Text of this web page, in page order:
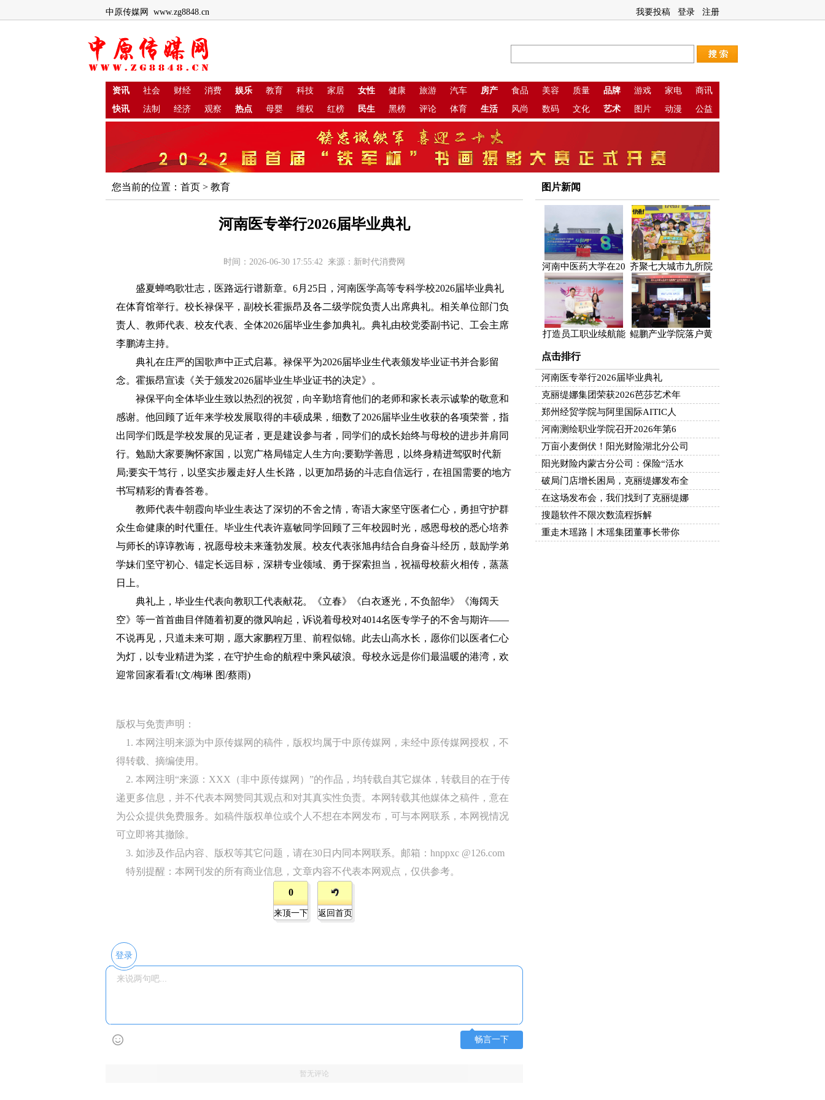
中原传媒网 www.zg8848.cn 我要投稿 登录 注册
资讯 社会 财经 消费 娱乐 教育 科技 家居 女性 健康 旅游 汽车 房产 食品 美容 质量 品牌 游戏 家电
商讯
快讯
法制 经济 观察 热点 母婴 维权 红榜 民生 黑榜 评论 体育 生活 风尚 数码 文化 艺术 图片 动漫 公益
您当前的位置： 首页 > 教育
河南医专举行2026届毕业典礼
时间：2026-06-30 17:55:42 来源：新时代消费网
盛夏蝉鸣歌壮志，医路远行谱新章。6月25日，河南医学高等专科学校2026届毕业典礼
在体育馆举行。校长禄保平，副校长霍振昂及各二级学院负责人出席典礼。相关单位部门负
责人、教师代表、校友代表、全体2026届毕业生参加典礼。典礼由校党委副书记、工会主席
李鹏涛主持。
典礼在庄严的国歌声中正式启幕。禄保平为2026届毕业生代表颁发毕业证书并合影留
念。霍振昂宣读《关于颁发2026届毕业生毕业证书的决定》。
禄保平向全体毕业生致以热烈的祝贺，向辛勤培育他们的老师和家长表示诚挚的敬意和
感谢。他回顾了近年来学校发展取得的丰硕成果，细数了2026届毕业生收获的各项荣誉，指
出同学们既是学校发展的见证者，更是建设参与者，同学们的成长始终与母校的进步并肩同
行。勉励大家要胸怀家国，以宽广格局锚定人生方向;要勤学善思，以终身精进驾驭时代新
局;要实干笃行，以坚实步履走好人生长路，以更加昂扬的斗志自信远行，在祖国需要的地方
书写精彩的青春答卷。
教师代表牛朝霞向毕业生表达了深切的不舍之情，寄语大家坚守医者仁心，勇担守护群
众生命健康的时代重任。毕业生代表许嘉敏同学回顾了三年校园时光，感恩母校的悉心培养
与师长的谆谆教诲，祝愿母校未来蓬勃发展。校友代表张旭冉结合自身奋斗经历，鼓励学弟
学妹们坚守初心、锚定长远目标，深耕专业领域、勇于探索担当，祝福母校薪火相传，蒸蒸
日上。
典礼上，毕业生代表向教职工代表献花。《立春》《白衣逐光，不负韶华》《海阔天
空》等一首首曲目伴随着初夏的微风响起，诉说着母校对4014名医专学子的不舍与期许——
不说再见，只道未来可期，愿大家鹏程万里、前程似锦。此去山高水长，愿你们以医者仁心
为灯，以专业精进为桨，在守护生命的航程中乘风破浪。母校永远是你们最温暖的港湾，欢
迎常回家看看!(文/梅琳 图/蔡雨)
版权与免责声明：
1. 本网注明来源为中原传媒网的稿件，版权均属于中原传媒网，未经中原传媒网授权，不
得转载、摘编使用。
2. 本网注明“来源：XXX（非中原传媒网）”的作品，均转载自其它媒体，转载目的在于传
递更多信息，并不代表本网赞同其观点和对其真实性负责。本网转载其他媒体之稿件，意在
为公众提供免费服务。如稿件版权单位或个人不想在本网发布，可与本网联系，本网视情况
可立即将其撤除。
3. 如涉及作品内容、版权等其它问题，请在30日内同本网联系。邮箱：hnppxc @126.com
特别提醒：本网刊发的所有商业信息，文章内容不代表本网观点，仅供参考。
0
来顶一下 返回首页
登录
畅言一下
暂无评论
图片新闻
河南中医药大学在20 齐聚七大城市九所院
打造员工职业续航能 鲲鹏产业学院落户黄
点击排行
河南医专举行2026届毕业典礼
克丽缇娜集团荣获2026芭莎艺术年
郑州经贸学院与阿里国际AITIC人
河南测绘职业学院召开2026年第6
万亩小麦倒伏！阳光财险湖北分公司
阳光财险内蒙古分公司：保险“活水
破局门店增长困局，克丽缇娜发布全
在这场发布会，我们找到了克丽缇娜
搜题软件不限次数流程拆解
重走木瑶路丨木瑶集团董事长带你